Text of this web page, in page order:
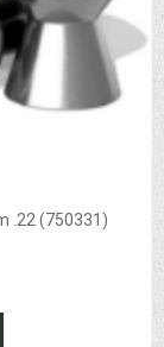
.22 (750331)